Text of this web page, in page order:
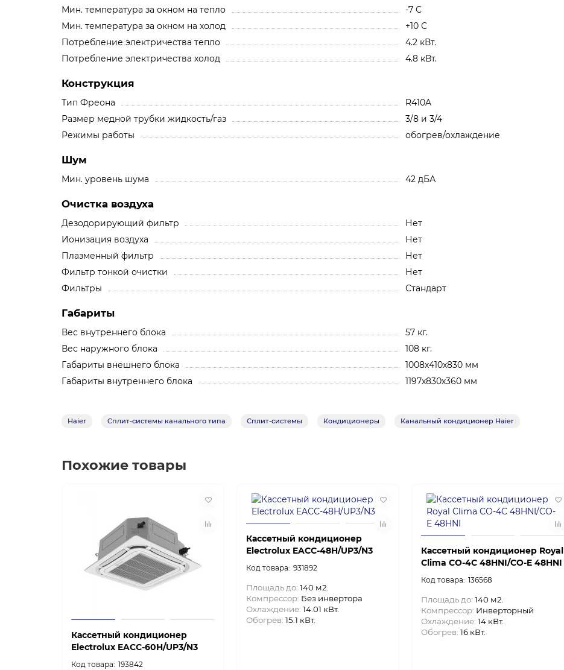
Мин. температура за окном на тепло
-7 С
Мин. температура за окном на холод
+10 С
Потребление электричества тепло
4.2 кВт.
Потребление электричества холод
4.8 кВт.
Конструкция
Тип Фреона
R410A
Размер медной трубки жидкость/газ
3/8 и 3/4
Режимы работы
обогрев/охлаждение
Шум
Мин. уровень шума 42 дБА
Очистка воздуха
Дезодорирующий фильтр
Нет
Ионизация воздуха
Нет
Плазменный фильтр
Нет
Фильтр тонкой очистки
Нет
Фильтры
Стандарт
Габариты
Вес внутреннего блока
57 кг.
Вес наружного блока
108 кг.
Габариты внешнего блока
1008х410х830 мм
Габариты внутреннего блока
1197х830х360 мм
Haier Сплит-системы канального типа Сплит-системы Кондиционеры Канальный кондиционер Haier
Похожие товары
Кассетный кондиционер
Electrolux EACС-60H/UP3/N3
193842
Кассетный кондиционер
Electrolux EACС-48H/UP3/N3
931892
Площадь до: 140 м2.
Компрессор: Без инвертора
Охлаждение: 14.01 кВт.
Обогрев: 15.1 кВт.
Кассетный кондиционер Royal
Clima CO-4C 48HNI/CO-E 48HNI
136568
Площадь до: 140 м2.
Компрессор: Инверторный
Охлаждение: 14 кВт.
Обогрев: 16 кВт.